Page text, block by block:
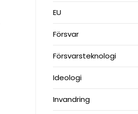
EU
Försvar
Försvarsteknologi
Ideologi
Invandring